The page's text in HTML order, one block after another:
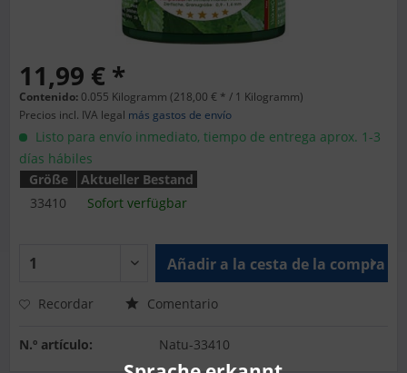
11,99 € *
Contenido: 0.055 Kilogramm (218,00 € * / 1 Kilogramm)
Precios incl. IVA legal más gastos de envío
Listo para envío inmediato, tiempo de entrega aprox. 1-3
días hábiles
Größe
Aktueller Bestand
33410
Sofort verfügbar
Añadir a la cesta de la compra
Recordar Comentario
N.º artículo: Natu-33410